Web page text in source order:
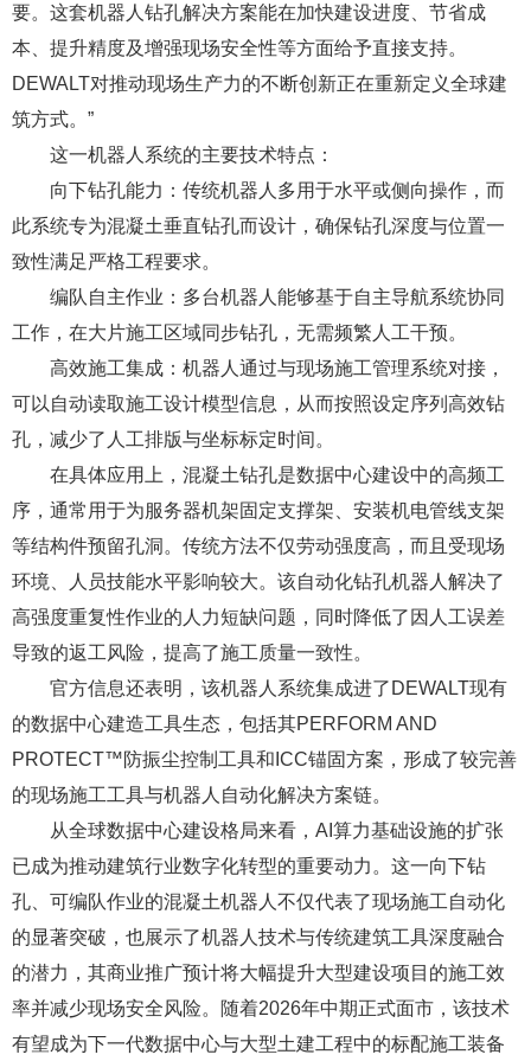
要。这套机器人钻孔解决方案能在加快建设进度、节省成
本、提升精度及增强现场安全性等方面给予直接支持。
DEWALT对推动现场生产力的不断创新正在重新定义全球建
筑方式。”
这一机器人系统的主要技术特点：
向下钻孔能力：传统机器人多用于水平或侧向操作，而
此系统专为混凝土垂直钻孔而设计，确保钻孔深度与位置一
致性满足严格工程要求。
编队自主作业：多台机器人能够基于自主导航系统协同
工作，在大片施工区域同步钻孔，无需频繁人工干预。
高效施工集成：机器人通过与现场施工管理系统对接，
可以自动读取施工设计模型信息，从而按照设定序列高效钻
孔，减少了人工排版与坐标标定时间。
在具体应用上，混凝土钻孔是数据中心建设中的高频工
序，通常用于为服务器机架固定支撑架、安装机电管线支架
等结构件预留孔洞。传统方法不仅劳动强度高，而且受现场
环境、人员技能水平影响较大。该自动化钻孔机器人解决了
高强度重复性作业的人力短缺问题，同时降低了因人工误差
导致的返工风险，提高了施工质量一致性。
官方信息还表明，该机器人系统集成进了DEWALT现有
的数据中心建造工具生态，包括其PERFORM AND
PROTECT™防振尘控制工具和ICC锚固方案，形成了较完善
的现场施工工具与机器人自动化解决方案链。
从全球数据中心建设格局来看，AI算力基础设施的扩张
已成为推动建筑行业数字化转型的重要动力。这一向下钻
孔、可编队作业的混凝土机器人不仅代表了现场施工自动化
的显著突破，也展示了机器人技术与传统建筑工具深度融合
的潜力，其商业推广预计将大幅提升大型建设项目的施工效
率并减少现场安全风险。随着2026年中期正式面市，该技术
有望成为下一代数据中心与大型土建工程中的标配施工装备